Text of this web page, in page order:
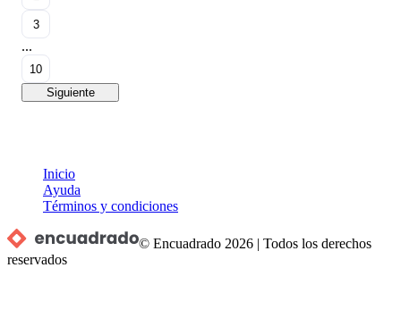
3
...
10
Siguiente
Inicio
Ayuda
Términos y condiciones
© Encuadrado 2026 |Todos los derechos
reservados